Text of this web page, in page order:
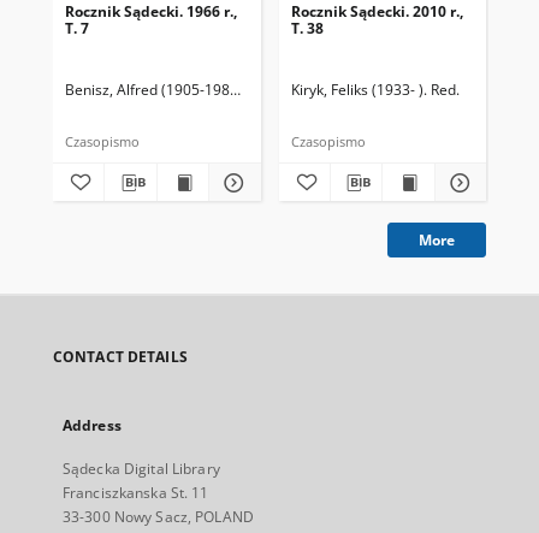
Rocznik Sądecki. 1966 r.,
T. 7
Benisz, Alfred (1905-1987). Red. Czernecka, Stefania. Red.
Czasopismo
Rocznik Sądecki. 2010 r.,
T. 38
Kiryk, Feliks (1933- ). Red.
Czasopismo
More
CONTACT DETAILS
Address
Sądecka Digital Library
Franciszkanska St. 11
33-300 Nowy Sacz, POLAND